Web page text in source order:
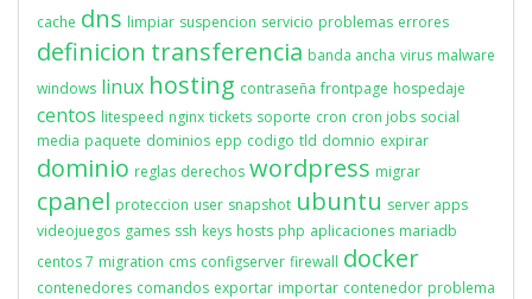
cache dns limpiar suspencion servicio problemas errores
definicion transferencia banda ancha virus malware
windows linux hosting contraseña frontpage hospedaje
centos litespeed nginx tickets soporte cron cron jobs social
media paquete dominios epp codigo tld domnio expirar
dominio reglas derechos wordpress migrar
cpanel proteccion user snapshot ubuntu server apps
videojuegos games ssh keys hosts php aplicaciones mariadb
centos 7 migration cms configserver firewall docker
contenedores comandos exportar importar contenedor problema